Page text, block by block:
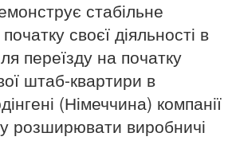
стабільне
своєї діяльності в
переїзду на початку
штаб-квартири в
(Німеччина) компанії
розширювати виробничі